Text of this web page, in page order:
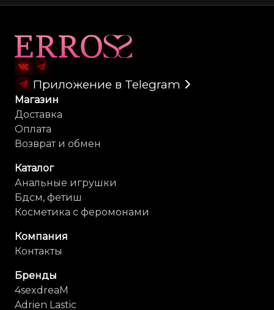
Приложение в Telegram
Магазин
Доставка
Оплата
Возврат и обмен
Каталог
Анальные игрушки
Бдсм, фетиш
Косметика с феромонами
Компания
Контакты
Бренды
4sexdreaM
Adrien Lastic
Карта сайта